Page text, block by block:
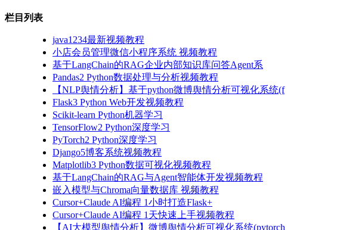
栏目列表
java1234最新视频教程
小店会员管理微信小程序系统 视频教程
基于LangChain的RAG企业内部知识库问答Agent系
Pandas2 Python数据处理与分析视频教程
【NLP舆情分析】基于python微博舆情分析可视化系统(f
Flask3 Python Web开发视频教程
Scikit-learn Python机器学习
TensorFlow2 Python深度学习
PyTorch2 Python深度学习
Django5博客系统视频教程
Matplotlib3 Python数据可视化视频教程
基于LangChain的RAG与Agent智能体开发视频教程
嵌入模型与Chroma向量数据库 视频教程
Cursor+Claude AI编程 1小时打造Flask+
Cursor+Claude AI编程 1天快速上手视频教程
【AI大模型舆情分析】微博舆情分析可视化系统(pytorch